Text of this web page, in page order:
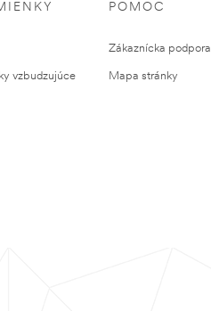
vzbudzujúce
POMOC
Zákaznícka podpora
Mapa stránky